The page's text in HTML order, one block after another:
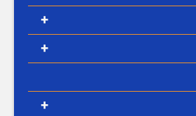
+
+
+